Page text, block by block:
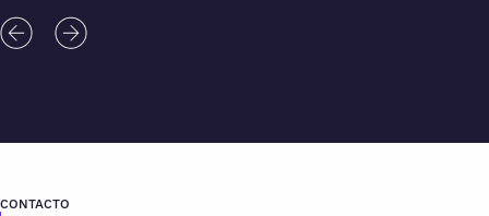
CONTACTO